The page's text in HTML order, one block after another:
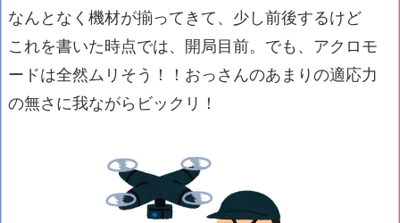
なんとなく機材が揃ってきて、少し前後するけど
これを書いた時点では、開局目前。でも、アクロモ
ードは全然ムリそう！！おっさんのあまりの適応力
の無さに我ながらビックリ！